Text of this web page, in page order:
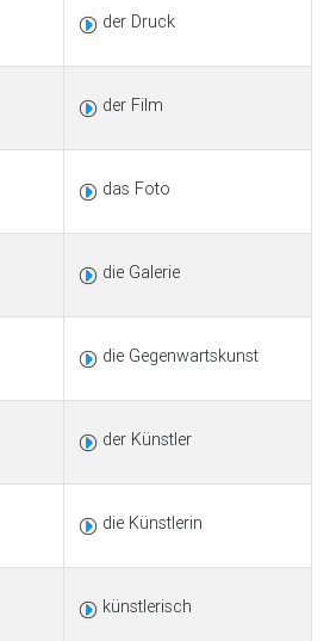
der Druck
der Film
das Foto
die Galerie
die Gegenwartskunst
der Künstler
die Künstlerin
künstlerisch